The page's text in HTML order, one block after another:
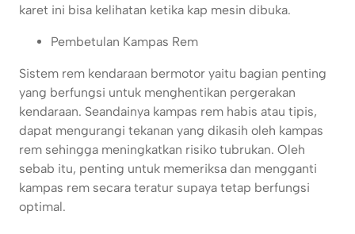
karet ini bisa kelihatan ketika kap mesin dibuka.
Pembetulan Kampas Rem
Sistem rem kendaraan bermotor yaitu bagian penting
yang berfungsi untuk menghentikan pergerakan
kendaraan. Seandainya kampas rem habis atau tipis,
dapat mengurangi tekanan yang dikasih oleh kampas
rem sehingga meningkatkan risiko tubrukan. Oleh
sebab itu, penting untuk memeriksa dan mengganti
kampas rem secara teratur supaya tetap berfungsi
optimal.